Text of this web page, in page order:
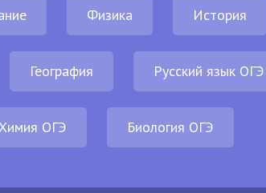
Физика История
География Русский язык ОГЭ
Химия ОГЭ Биология ОГЭ